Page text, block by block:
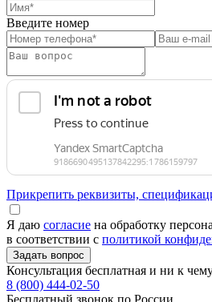
Введите номер
Прикрепить реквизиты,
Я даю согласие на обработку
в соответствии с политикой
Консультация бесплатная и ни к
8 (800) 444-02-50